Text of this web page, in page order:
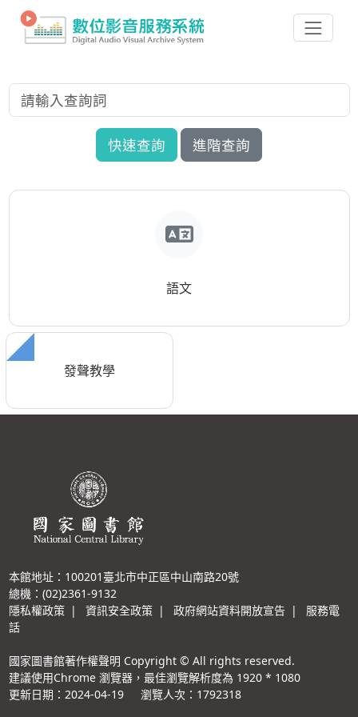
快速查詢 進階查詢
語文
發聲教學
本館地址：100201臺北市中正區中山南路20號
總機：(02)2361-9132
隱私權政策 | 資訊安全政策 | 政府網站資料開放宣告 |
服務電
話
國家圖書館著作權聲明 Copyright © All rights reserved.
建議使用Chrome 瀏覽器，最佳瀏覽解析度為 1920 * 1080
更新日期：2024-04-19
瀏覽人次：1792318